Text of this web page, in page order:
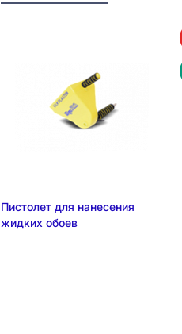
Пистолет для нанесения
жидких обоев